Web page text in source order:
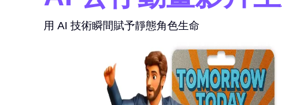
用 AI 技術瞬間賦予靜態角色生命